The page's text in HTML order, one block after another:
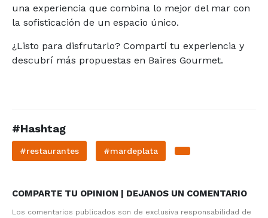
una experiencia que combina lo mejor del mar con
la sofisticación de un espacio único.
¿Listo para disfrutarlo? Compartí tu experiencia y
descubrí más propuestas en Baires Gourmet.
#Hashtag
#restaurantes #mardeplata
COMPARTE TU OPINION | DEJANOS UN COMENTARIO
Los comentarios publicados son de exclusiva responsabilidad de